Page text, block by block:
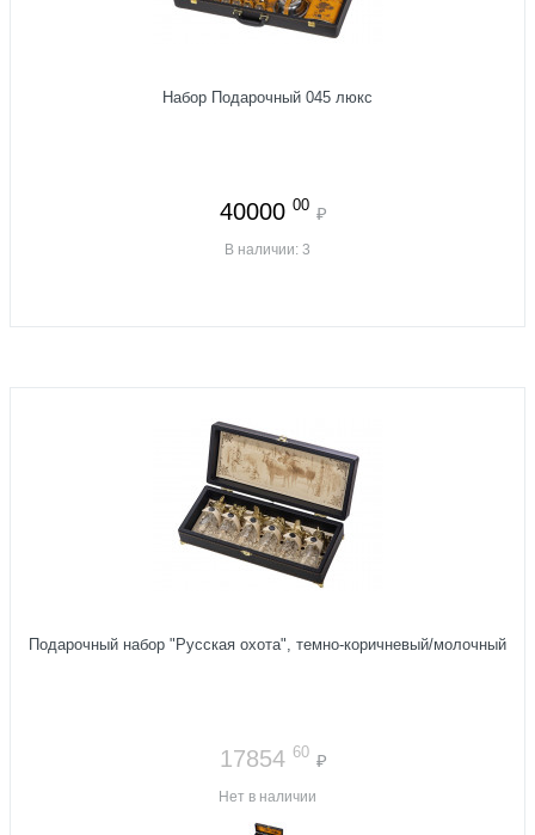
Набор Подарочный 045 люкс
40000 00 ₽
В наличии: 3
Подарочный набор "Русская охота", темно-коричневый/молочный
17854 60 ₽
Нет в наличии